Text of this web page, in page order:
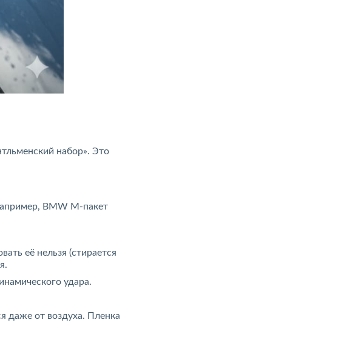
набор». Это
BMW M-пакет
её нельзя (стирается
удара.
даже от воздуха. Пленка